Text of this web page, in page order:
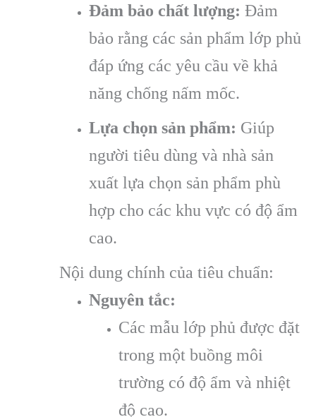
Đảm bảo chất lượng: Đảm
bảo rằng các sản phẩm lớp phủ
đáp ứng các yêu cầu về khả
năng chống nấm mốc.
Lựa chọn sản phẩm: Giúp
người tiêu dùng và nhà sản
xuất lựa chọn sản phẩm phù
hợp cho các khu vực có độ ẩm
cao.
Nội dung chính của tiêu chuẩn:
Nguyên tắc:
Các mẫu lớp phủ được đặt
trong một buồng môi
trường có độ ẩm và nhiệt
độ cao.